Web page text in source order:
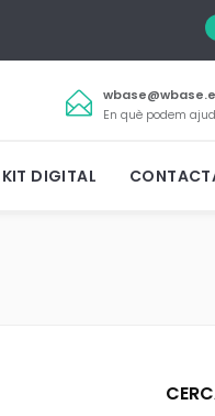
En què podem
KIT DIGITAL